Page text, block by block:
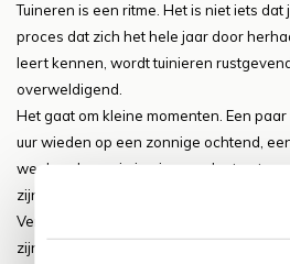
Tuineren is een ritme. Het is niet iets
proces dat zich het hele jaar door
leert kennen, wordt tuinieren
overweldigend.
Het gaat om kleine momenten. Een
uur wieden op een zonnige ochtend,
weekend waarin je nieuwe planten
zijn plek in het ritme van de tuin.
Verzorging draait om balans. Te veel
zijn als te weinig. Planten hebben tijd